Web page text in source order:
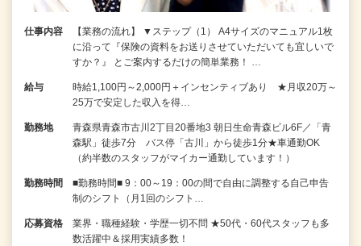
仕事内容
【業務の流れ】 ▼ステップ（1） A4サイズのマニュアル1枚
に沿って『保険の資料をお送りさせていただいても宜しいで
すか？』 とご案内するだけの簡単業務！ …
給与
時給1,100円～2,000円＋インセンティブあり ★月収20万～
25万で安定した収入を得…
勤務地
青森県青森市古川2丁目20番地3 朝日生命青森ビル6F／「青
森駅」徒歩7分 バス停「古川」から徒歩1分★車通勤OK
（約半数のスタッフがマイカー通勤しています！）
勤務時間
■勤務時間■ 9：00～19：00の間で自由に調整する自己申告
制のシフト（月1回のシフト…
応募資格
業界・職種経験・学歴一切不問 ★50代・60代スタッフも多
数活躍中＆採用実績多数！